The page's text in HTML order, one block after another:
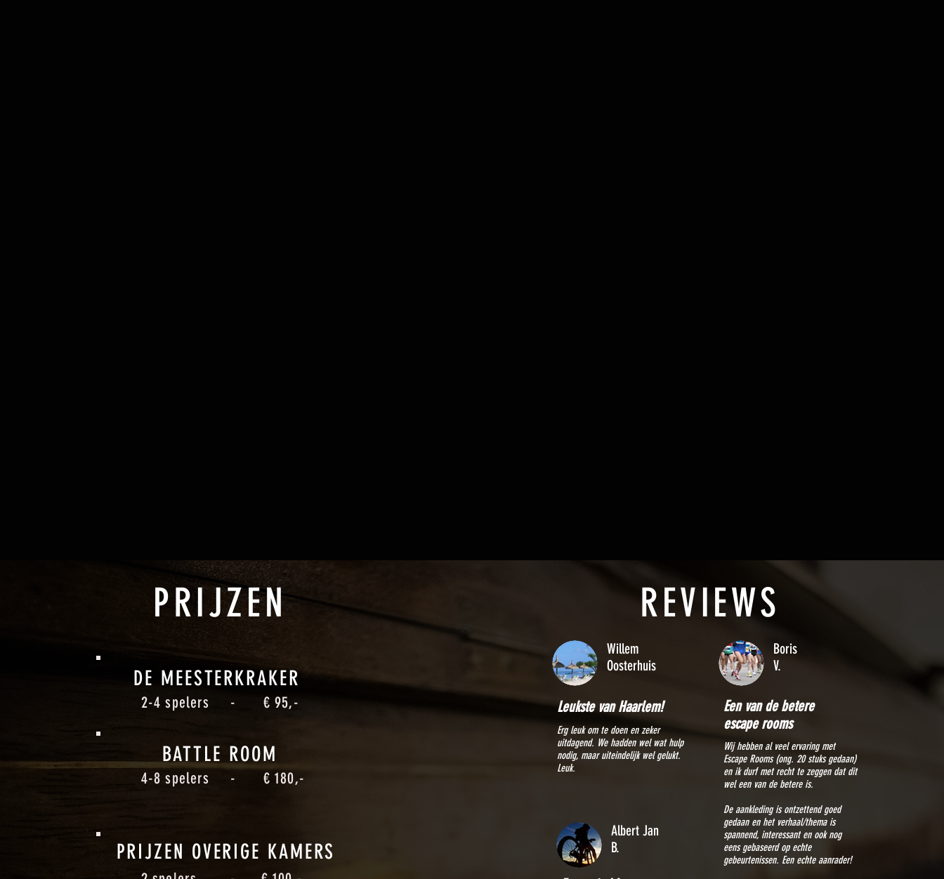
PRIJZEN
PRIJZEN OVERIGE KAMERS
DE MEESTERKRAKER
2-4 spelers - € 95,-
BATTLE ROOM
4-8 spelers - € 180,-
REVIEWS
Willem
Oosterhuis
Leukste van Haarlem!
Erg leuk om te doen en zeker
uitdagend. We hadden wel wat hulp
nodig, maar uiteindelijk wel gelukt.
Leuk.
Albert Jan
B.
Boris
V.
Een van de betere
escape rooms
Wij hebben al veel ervaring met
Escape Rooms (ong. 20 stuks gedaan)
en ik durf met recht te zeggen dat dit
wel een van de betere is.
De aankleding is ontzettend goed
gedaan en het verhaal/thema is
spannend, interessant en ook nog
eens gebaseerd op echte
gebeurtenissen. Een echte aanrader!